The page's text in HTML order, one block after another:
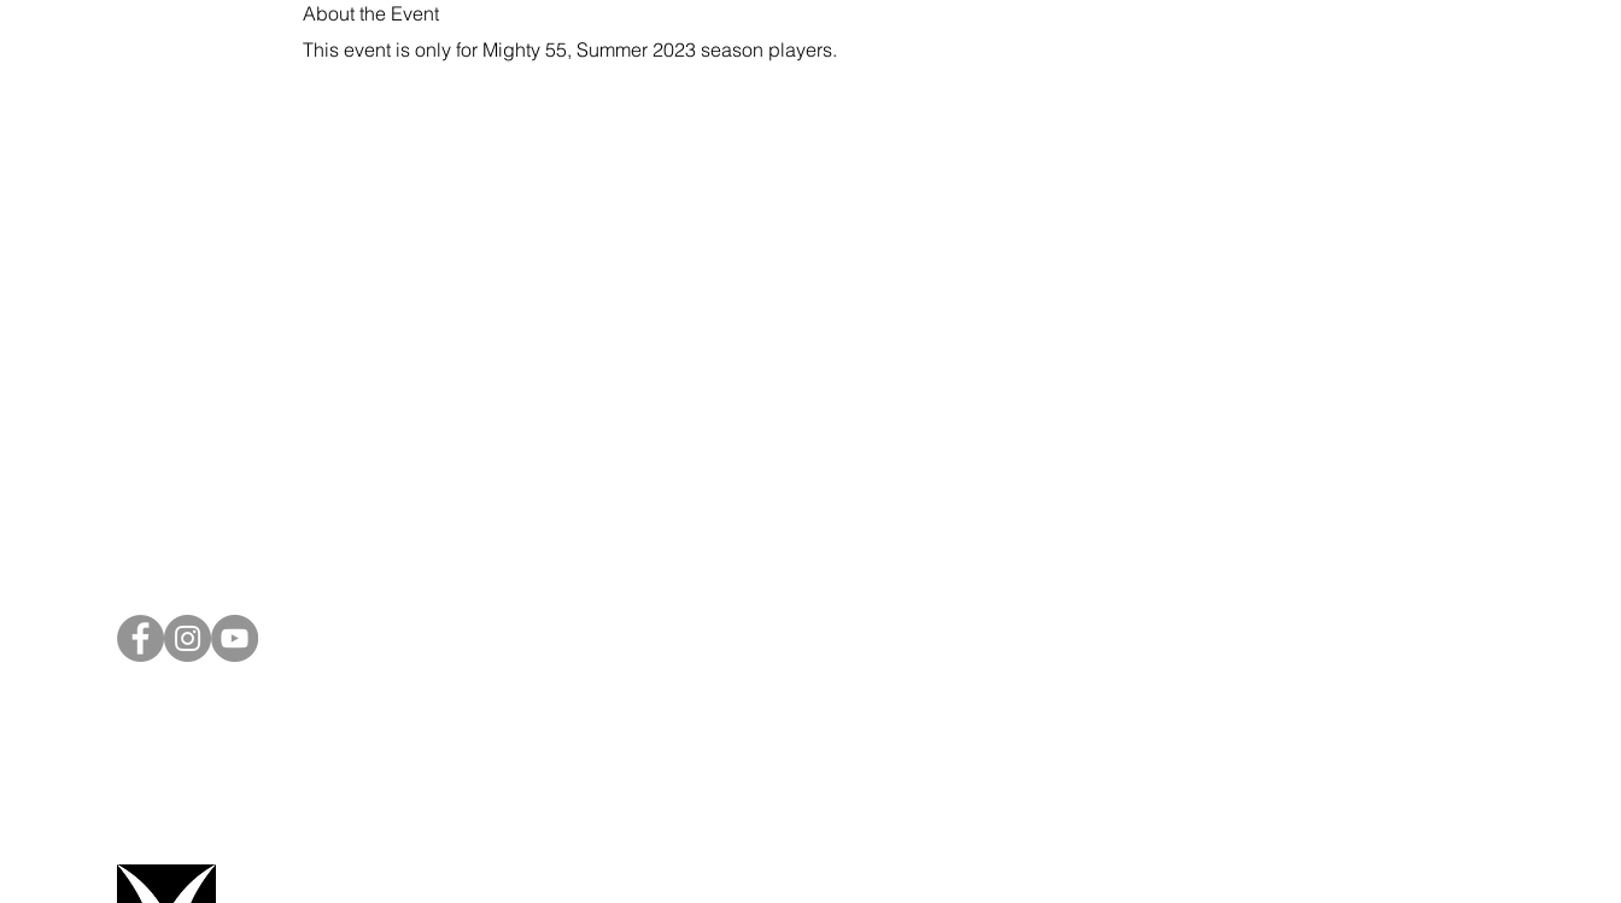
About the Event
This event is only for Mighty 55, Summer 2023 season players.